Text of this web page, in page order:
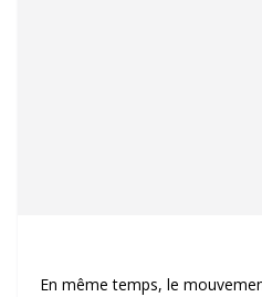
En même temps, le